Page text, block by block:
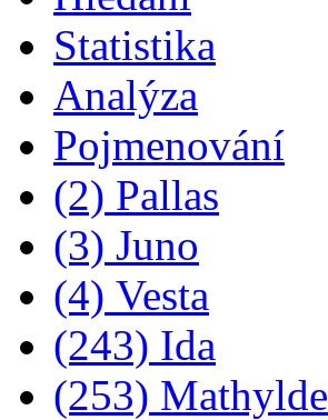
Statistika
Analýza
Pojmenování
(2) Pallas
(3) Juno
(4) Vesta
(243) Ida
(253) Mathylde